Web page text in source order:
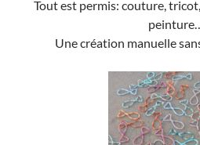
Tout est permis: couture,
peinture…
Une création manuelle